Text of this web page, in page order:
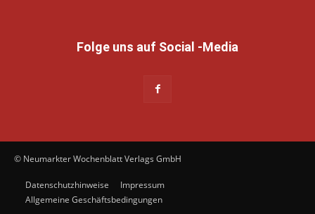
Folge uns auf Social -Media
© Neumarkter Wochenblatt Verlags GmbH
Datenschutzhinweise
Impressum
Allgemeine Geschäftsbedingungen